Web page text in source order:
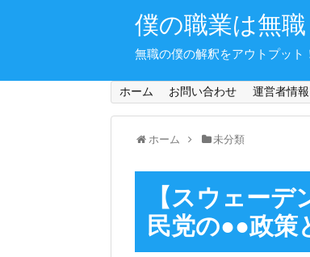
僕の職業は無職
無職の僕の解釈をアウトプット
ホーム お問い合わせ 運営者情報
ホーム 未分類
【スウェー
民党の●●政策